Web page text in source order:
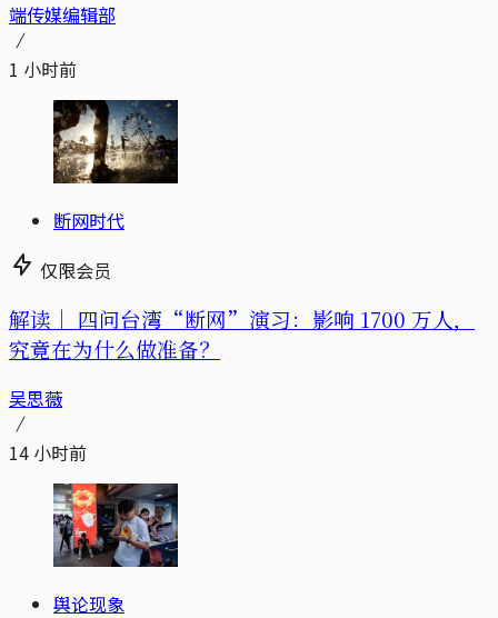
端传媒编辑部
1 小时前
断网时代
仅限会员
解读｜ 四问台湾“断网”演习：影响 1700 万人，
究竟在为什么做准备？
吴思薇
14 小时前
舆论现象